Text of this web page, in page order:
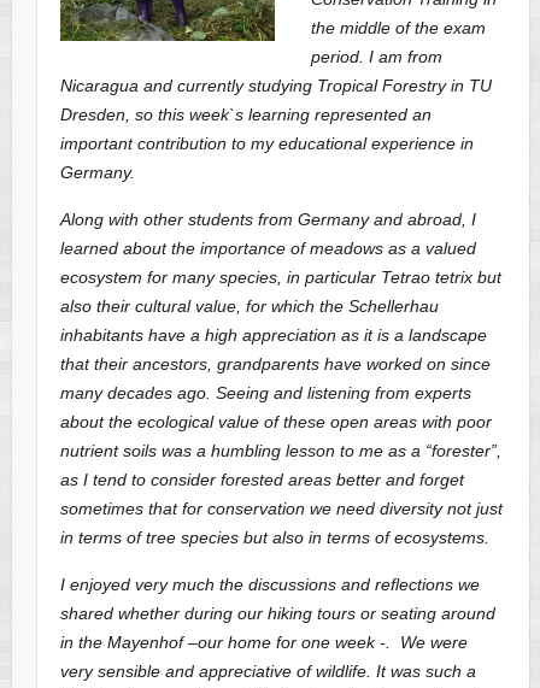
the middle of the exam
period. I am from
Nicaragua and currently studying Tropical Forestry in TU
Dresden, so this week`s learning represented an
important contribution to my educational experience in
Germany.
Along with other students from Germany and abroad, I
learned about the importance of meadows as a valued
ecosystem for many species, in particular Tetrao tetrix but
also their cultural value, for which the Schellerhau
inhabitants have a high appreciation as it is a landscape
that their ancestors, grandparents have worked on since
many decades ago. Seeing and listening from experts
about the ecological value of these open areas with poor
nutrient soils was a humbling lesson to me as a “forester”,
as I tend to consider forested areas better and forget
sometimes that for conservation we need diversity not just
in terms of tree species but also in terms of ecosystems.
I enjoyed very much the discussions and reflections we
shared whether during our hiking tours or seating around
in the Mayenhof –our home for one week -. We were
very sensible and appreciative of wildlife. It was such a